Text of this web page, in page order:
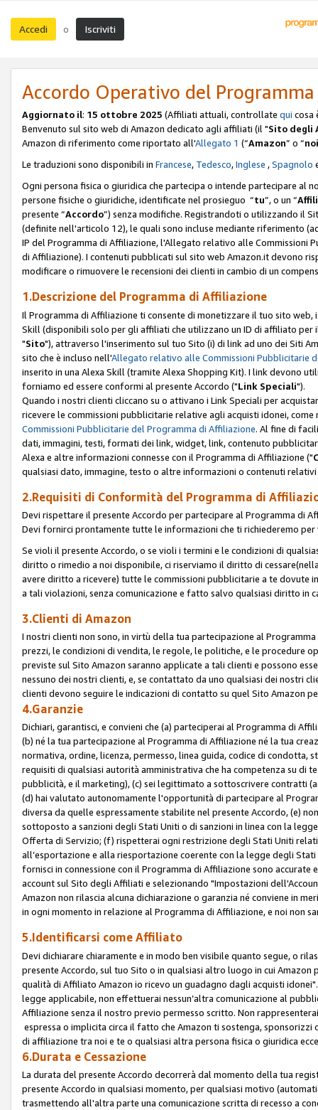
Accedi o Iscriviti
Accordo Operativo del
Aggiornato il: 15 ottobre 2025 (Affiliati attuali, controllate qui cosa
Benvenuto sul sito web di Amazon dedicato agli affiliati (il "Sito degli
Amazon di riferimento come riportato all'Allegato 1 (“Amazon” o “noi
Le traduzioni sono disponibili in Francese, Tedesco,Inglese ,Spagnolo
Ogni persona fisica o giuridica che partecipa o intende partecipare al
persone fisiche o giuridiche, identificate nel prosieguo “tu”, o un “
presente “Accordo”) senza modifiche. Registrandoti o utilizzando il
(definite nell'articolo 12), le quali sono incluse mediante riferimento
IP del Programma di Affiliazione, l'Allegato relativo alle Commissioni
di Affiliazione). I contenuti pubblicati sul sito web Amazon.it devono
modificare o rimuovere le recensioni dei clienti in cambio di un
1.Descrizione del Programma di Affiliazione
Il Programma di Affiliazione ti consente di monetizzare il tuo sito
Skill (disponibili solo per gli affiliati che utilizzano un ID di affiliato per
"Sito"), attraverso l'inserimento sul tuo Sito (i) di link ad uno dei Siti
sito che è incluso nell'Allegato relativo alle Commissioni Pubblicitarie
inserito in una Alexa Skill (tramite Alexa Shopping Kit). I link devono
forniamo ed essere conformi al presente Accordo ("Link Speciali").
Quando i nostri clienti cliccano su o attivano i Link Speciali per
ricevere le commissioni pubblicitarie relative agli acquisti idonei,
Commissioni Pubblicitarie del Programma di Affiliazione. Al fine di
dati, immagini, testi, formati dei link, widget, link, contenuto
Alexa e altre informazioni connesse con il Programma di Affiliazione ("
qualsiasi dato, immagine, testo o altre informazioni o contenuti
2.Requisiti di Conformità del Programma di
Devi rispettare il presente Accordo per partecipare al Programma di
Devi fornirci prontamente tutte le informazioni che ti richiederemo
Se violi il presente Accordo, o se violi i termini e le condizioni di
diritto o rimedio a noi disponibile, ci riserviamo il diritto di
avere diritto a ricevere) tutte le commissioni pubblicitarie a te dovute
a tali violazioni, senza comunicazione e fatto salvo qualsiasi diritto in
3.Clienti di Amazon
I nostri clienti non sono, in virtù della tua partecipazione al
prezzi, le condizioni di vendita, le regole, le politiche, e le procedure
previste sul Sito Amazon saranno applicate a tali clienti e possono
nessuno dei nostri clienti, e, se contattato da uno qualsiasi dei nostri
clienti devono seguire le indicazioni di contatto su quel Sito Amazon
4.Garanzie
Dichiari, garantisci, e convieni che (a) parteciperai al Programma di
(b) né la tua partecipazione al Programma di Affiliazione né la tua
normativa, ordine, licenza, permesso, linea guida, codice di
requisiti di qualsiasi autorità amministrativa che ha competenza su di
pubblicità, e il marketing), (c) sei legittimato a sottoscrivere contratti
(d) hai valutato autonomamente l'opportunità di partecipare al
diversa da quelle espressamente stabilite nel presente Accordo, (e)
sottoposto a sanzioni degli Stati Uniti o di sanzioni in linea con la
Offerta di Servizio; (f) rispetterai ogni restrizione degli Stati Uniti
all’esportazione e alla riesportazione coerente con la legge degli
fornisci in connessione con il Programma di Affiliazione sono
account sul Sito degli Affiliati e selezionando "Impostazioni
Amazon non rilascia alcuna dichiarazione o garanzia né conviene in
in ogni momento in relazione al Programma di Affiliazione, e noi non
5.Identificarsi come Affiliato
Devi dichiarare chiaramente e in modo ben visibile quanto segue, o
presente Accordo, sul tuo Sito o in qualsiasi altro luogo in cui
qualità di Affiliato Amazon io ricevo un guadagno dagli acquisti
legge applicabile, non effettuerai nessun’altra comunicazione al
Affiliazione senza il nostro previo permesso scritto. Non
espressa o implicita circa il fatto che Amazon ti sostenga,
di affiliazione tra noi e te o qualsiasi altra persona fisica o giuridica
6.Durata e Cessazione
La durata del presente Accordo decorrerà dal momento della tua
presente Accordo in qualsiasi momento, per qualsiasi motivo
trasmettendo all'altra parte una comunicazione scritta di recesso a